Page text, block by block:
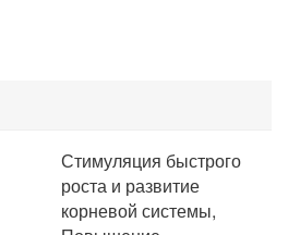
Стимуляция быстрого
роста и развитие
корневой системы,